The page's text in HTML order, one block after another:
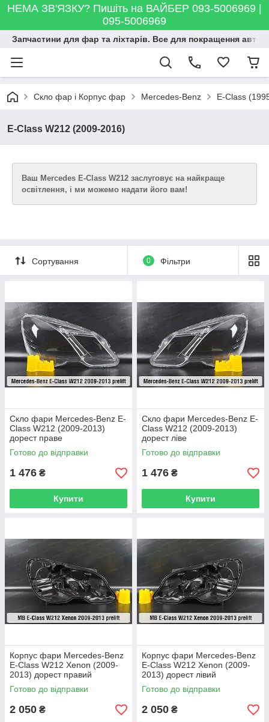
НЕМА ЗВ'ЯЗКУ? Пишіть на ВАЙБЕР 093-5006969 |
095-5006969
Запчастини для фар та ліхтарів. Все для покращення
Скло фар і Корпус фар Mercedes-Benz E-Class
E-Class W212 (2009-2016)
Ваш Mercedes E-Class W212 заслуговує на найкраще
освітлення, і ми можемо надати його вам!
Сортування 0 Фільтри
Скло фари Mercedes-Benz E-
Class W212 (2009-2013)
дорест праве
Готово до відправки
1 476 ₴
Купити
Скло фари Mercedes-Benz E-
Class W212 (2009-2013)
дорест ліве
Готово до відправки
1 476 ₴
Купити
Корпус фари Mercedes-Benz
E-Class W212 Xenon (2009-
2013) дорест правий
Готово до відправки
2 050 ₴
Корпус фари Mercedes-Benz
E-Class W212 Xenon (2009-
2013) дорест лівий
Готово до відправки
2 050 ₴